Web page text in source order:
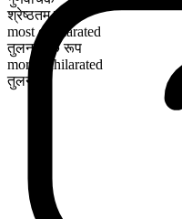
श्रेष्ठतम रूप
most exhilarated
तुलनात्मक रूप
more exhilarated
तुलनीय